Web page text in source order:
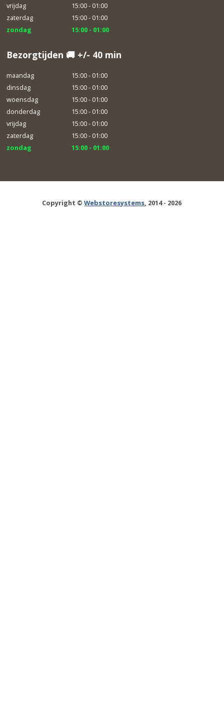
vrijdag
15:00 - 01:00
zaterdag
15:00 - 01:00
zondag
15:00 - 01:00
Bezorgtijden 🚚 +/- 40 min
maandag
15:00 - 01:00
dinsdag
15:00 - 01:00
woensdag
15:00 - 01:00
donderdag
15:00 - 01:00
vrijdag
15:00 - 01:00
zaterdag
15:00 - 01:00
zondag
15:00 - 01:00
Copyright ©Webstoresystems, 2014 - 2026